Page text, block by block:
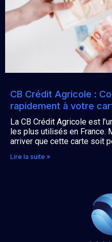
CB Crédit Agricole :
rapidement à votre
La CB Crédit Agricole est
les plus utilisés en France.
arriver que cette carte soit
Lire la suite »